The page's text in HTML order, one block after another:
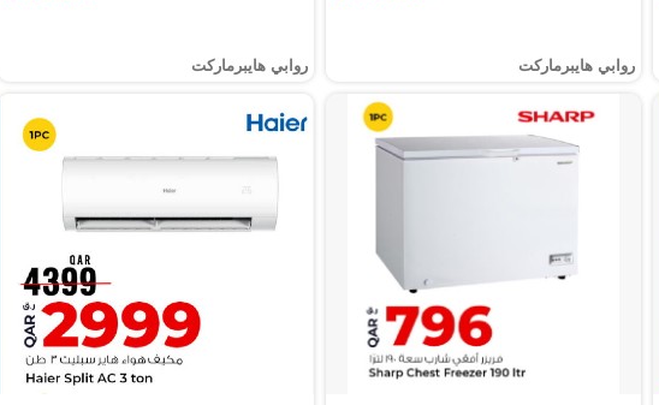
روابي هايبرماركت روابي هايبرماركت